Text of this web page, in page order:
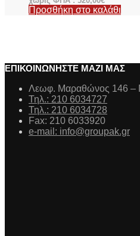
Προσθήκη στο καλάθι
ΕΠΙΚΟΙΝΩΝΗΣΤΕ ΜΑΖΙ ΜΑΣ
Λεωφ. Μαραθώνος 146 –
Τηλ.: 210 6034727
Τηλ.: 210 6034728
Fax: 210 6033920
e-mail: info@groupak.gr